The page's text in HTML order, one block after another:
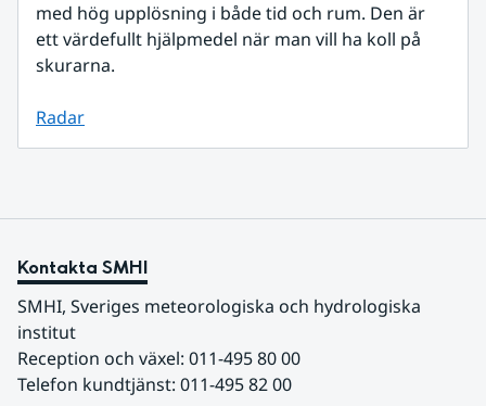
med hög upplösning i både tid och rum. Den är
ett värdefullt hjälpmedel när man vill ha koll på
skurarna.
Radar
Kontakta SMHI
SMHI, Sveriges meteorologiska och hydrologiska
institut
Reception och växel: 011-495 80 00
Telefon kundtjänst: 011-495 82 00